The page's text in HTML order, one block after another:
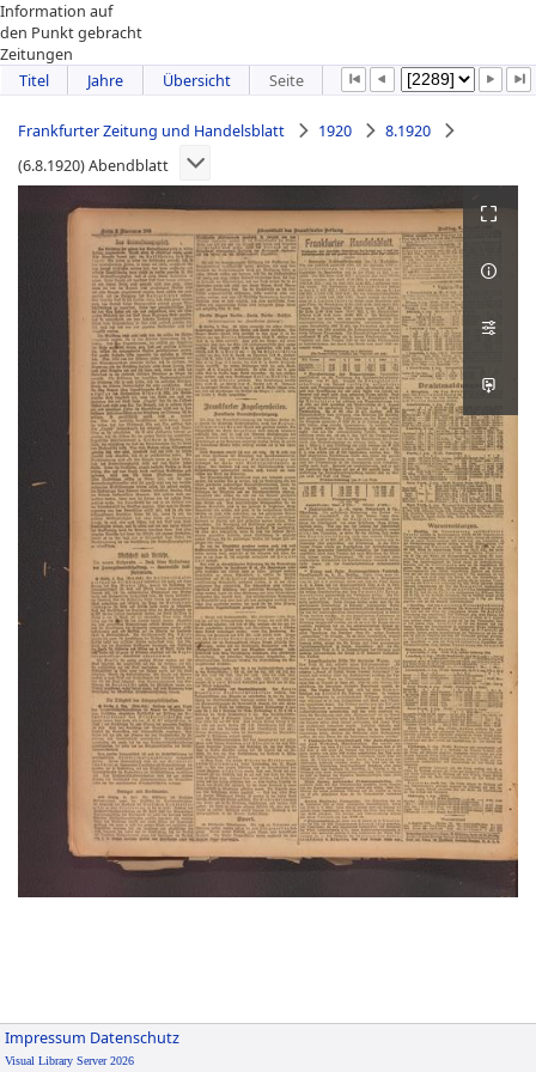
Information auf
den Punkt gebracht
Zeitungen
Titel
Jahre Übersicht Seite
Frankfurter Zeitung und Handelsblatt 1920
8.1920
(6.8.1920) Abendblatt
Impressum Datenschutz
Visual Library Server 2026